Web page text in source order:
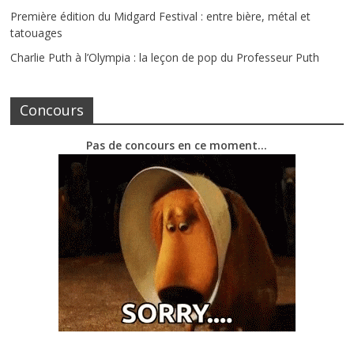
Première édition du Midgard Festival : entre bière, métal et
tatouages
Charlie Puth à l’Olympia : la leçon de pop du Professeur Puth
Concours
Pas de concours en ce moment…